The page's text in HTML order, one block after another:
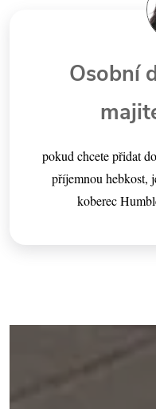
Osobní
pokud chcete přidat
příjemnou hebkost,
koberec